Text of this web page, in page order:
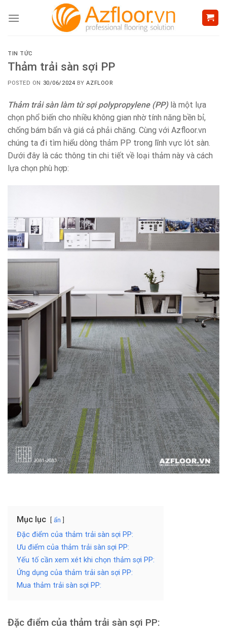
TIN TỨC
Thảm trải sàn sợi PP
POSTED ON 30/06/2024 BYAZFLOOR
Thảm trải sàn làm từ sợi polypropylene (PP) là một lựa
chọn phổ biến cho nhiều không gian nhờ tính năng bền bỉ,
chống bám bẩn và giá cả phải chăng. Cùng với Azfloor.vn
chúng ta đi tìm hiểu dòng thảm PP trong lĩnh vực lót sàn.
Dưới đây là các thông tin chi tiết về loại thảm này và cách
lựa chọn phù hợp:
Mục lục ẩn
Đặc điểm của thảm trải sàn sợi PP:
Ưu điểm của thảm trải sàn sợi PP:
Yếu tố cần xem xét khi chọn thảm sợi PP:
Ứng dụng của thảm trải sàn sợi PP:
Mua thảm trải sàn sợi PP:
Đặc điểm của thảm trải sàn sợi PP: